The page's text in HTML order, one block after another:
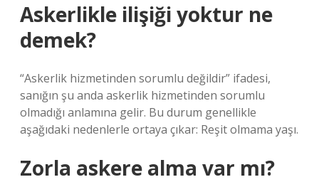
Askerlikle ilişiği yoktur ne
demek?
“Askerlik hizmetinden sorumlu değildir” ifadesi,
sanığın şu anda askerlik hizmetinden sorumlu
olmadığı anlamına gelir. Bu durum genellikle
aşağıdaki nedenlerle ortaya çıkar: Reşit olmama yaşı.
Zorla askere alma var mı?